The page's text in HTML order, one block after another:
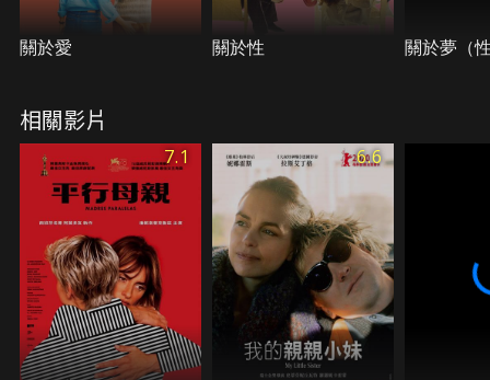
關於愛 關於性 關於夢（
相關影片
7.1 6.6